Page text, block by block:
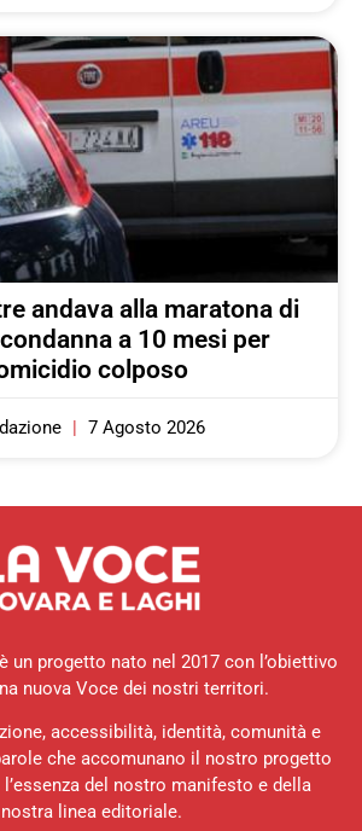
andava alla maratona di
a 10 mesi per
colposo
7 Agosto 2026
un progetto nato nel 2017 con l’obiettivo
nuova Voce dei nostri territori.
accessibilità, identità, comunità e
che accomunano il nostro progetto
del nostro manifesto e della
nostra linea editoriale.